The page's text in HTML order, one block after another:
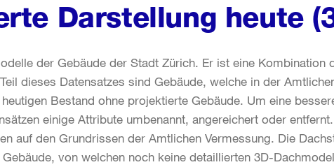
Darstellung heute
der Gebäude der Stadt Zürich. Er ist eine Kombination
dieses Datensatzes sind Gebäude, welche in der
Bestand ohne projektierte Gebäude. Um eine
einige Attribute umbenannt, angereichert oder entfernt.
auf den Grundrissen der Amtlichen Vermessung. Die
von welchen noch keine detaillierten 3D-